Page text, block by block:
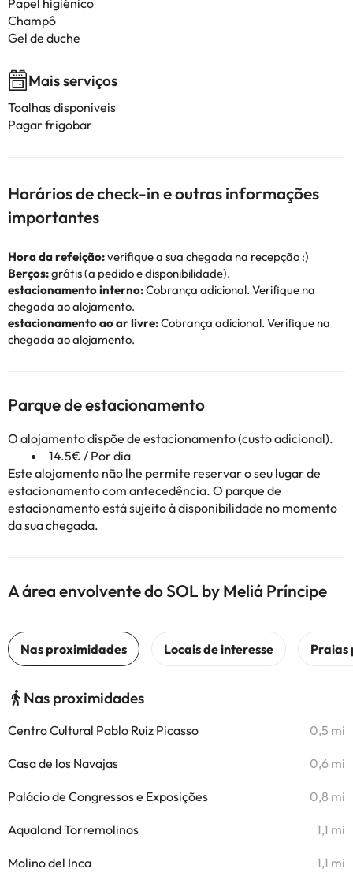
Papel higiénico
Champô
Gel de duche
Mais serviços
Toalhas disponíveis
Pagar frigobar
Horários de check-in e outras informações
importantes
Hora da refeição:verifique a sua chegada na recepção :)
Berços:grátis (a pedido e disponibilidade).
estacionamento interno:Cobrança adicional. Verifique na
chegada ao alojamento.
estacionamento ao ar livre:Cobrança adicional. Verifique na
chegada ao alojamento.
Parque de estacionamento
O alojamento dispõe de estacionamento (custo adicional).
14.5€ / Por dia
Este alojamento não lhe permite reservar o seu lugar de
estacionamento com antecedência. O parque de
estacionamento está sujeito à disponibilidade no momento
da sua chegada.
A área envolvente do SOL by Meliá Príncipe
Nas proximidades
Centro Cultural Pablo Ruiz Picasso 0,5 mi
Casa de los Navajas 0,6 mi
Palácio de Congressos e Exposições 0,8 mi
Aqualand Torremolinos 1,1 mi
Molino del Inca 1,1 mi